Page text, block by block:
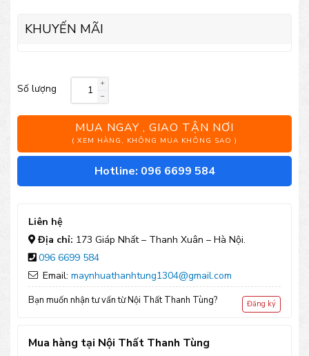
KHUYẾN MÃI
Số lượng
Bộ
bàn
ghế
sắt
gỗ
TT04
số
MUA NGAY , GIAO TẬN NƠI
( XEM HÀNG, KHÔNG MUA KHÔNG SAO )
Hotline: 096 6699 584
Liên hệ
Địa chỉ: 173 Giáp Nhất – Thanh Xuân – Hà Nội.
096 6699 584
Email: maynhuathanhtung1304@gmail.com
Bạn muốn nhận tư vấn từ Nội Thất Thanh Tùng? Đăng ký
Mua hàng tại Nội Thất Thanh Tùng